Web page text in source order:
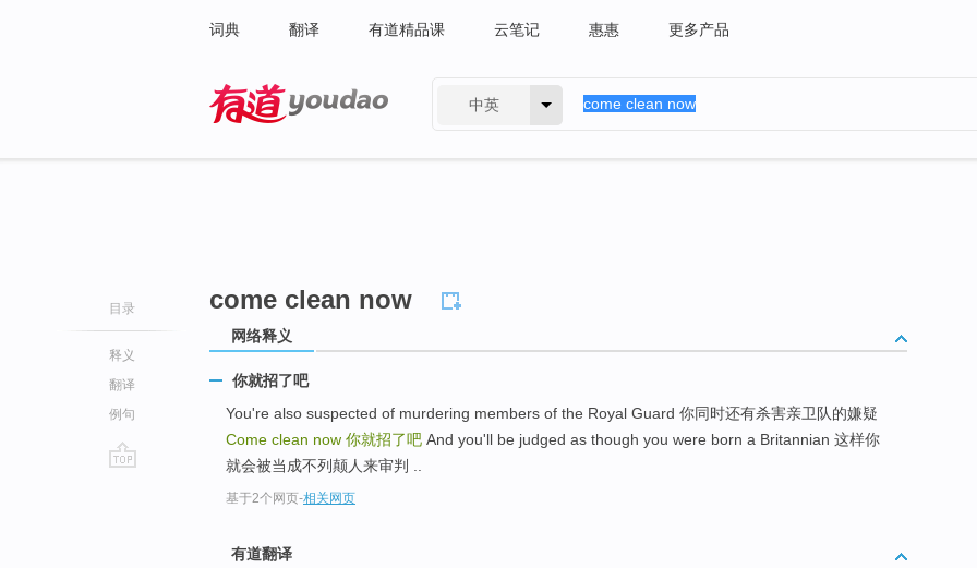
词典 翻译 有道精品课 云笔记 惠惠 更多产品
中英
目录
释义
翻译
例句
come clean now
网络释义
你就招了吧
You're also suspected of murdering members of the Royal Guard 你同时还有杀害亲卫队的嫌疑
Come clean now 你就招了吧 And you'll be judged as though you were born a Britannian 这样你
就会被当成不列颠人来审判 ..
基于2个网页-相关网页
有道翻译